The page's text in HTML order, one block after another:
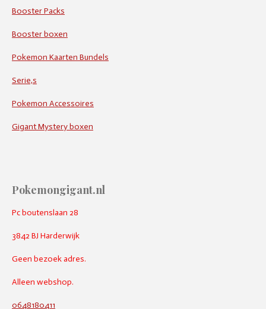
Booster Packs
Booster boxen
Pokemon Kaarten Bundels
Serie,s
Pokemon Accessoires
Gigant Mystery boxen
Pokemongigant.nl
Pc boutenslaan 28
3842 BJ Harderwijk
Geen bezoek adres.
Alleen webshop.
0648180411